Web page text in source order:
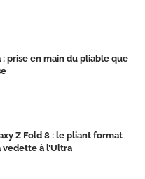
: prise en main du pliable que
Z Fold 8 : le pliant format
à l’Ultra